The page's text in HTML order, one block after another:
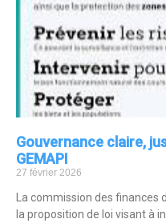
Gouvernance claire,
GEMAPI
27 février 2026
La commission des finances
la proposition de loi visant à